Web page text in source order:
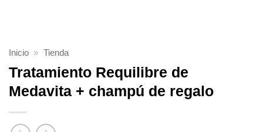
Inicio » Tienda
Tratamiento Requilibre de
Medavita + champú de regalo